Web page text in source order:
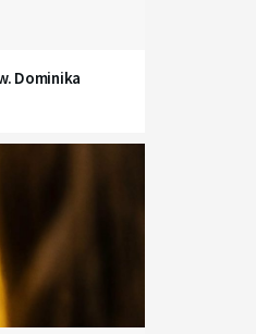
Dominika